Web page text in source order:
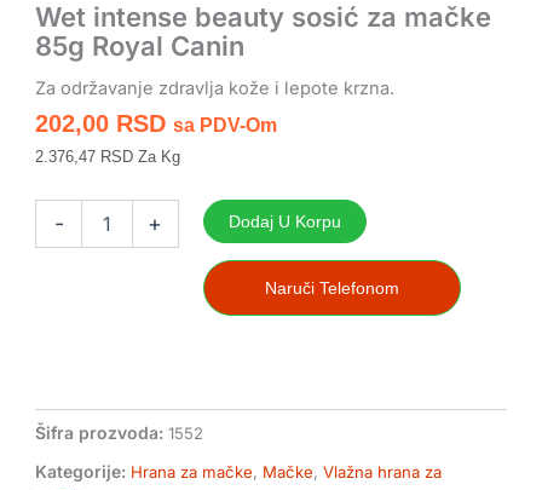
Wet intense beauty sosić za mačke
85g Royal Canin
Za održavanje zdravlja kože i lepote krzna.
202,00 RSD Sa PDV-Om
2.376,47 RSD Za Kg
- + Dodaj U Korpu
Naruči Telefonom
Šifra prozvoda:1552
Kategorije: Hrana za mačke, Mačke,Vlažna hrana za